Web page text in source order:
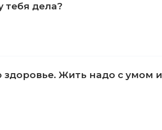
тебя дела?
здоровье. Жить надо с умом и